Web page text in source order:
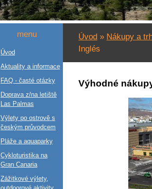
menu
Úvod
Aktuality a informace
FAQ - časté otázky
Doprava z/na letiště
Las Palmas
Výlety po ostrově s
českým průvodcem
Pláže a aquaparky
Cykloturistika na
Gran Canaria
Zážitkové výlety,
Úvod » Nákupy a
Inglés
Výhodné